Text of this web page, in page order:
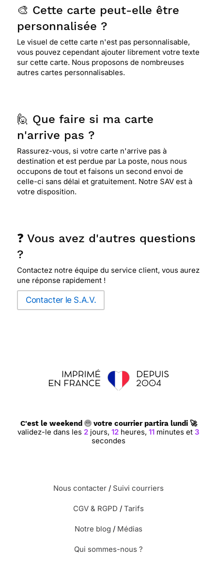
🎨 Cette carte peut-elle être
personnalisée ?
Le visuel de cette carte n'est pas personnalisable,
vous pouvez cependant ajouter librement votre texte
sur cette carte. Nous proposons de nombreuses
autres cartes personnalisables.
🙋 Que faire si ma carte
n'arrive pas ?
Rassurez-vous, si votre carte n'arrive pas à
destination et est perdue par La poste, nous nous
occupons de tout et faisons un second envoi de
celle-ci sans délai et gratuitement. Notre SAV est à
votre disposition.
❓ Vous avez d'autres questions
?
Contactez notre équipe du service client, vous aurez
une réponse rapidement !
Contacter le S.A.V.
C'est le weekend votre courrier partira lundi 🚀
validez-le dans les 2 jours,12 heures,11 minutes et2
secondes
Nous contacter / Suivi courriers
CGV & RGPD / Tarifs
Notre blog / Médias
Qui sommes-nous ?